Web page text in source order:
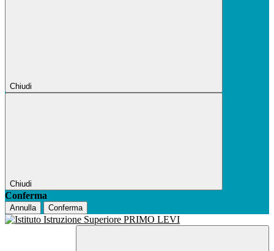
Chiudi
Chiudi
Conferma
Annulla Conferma